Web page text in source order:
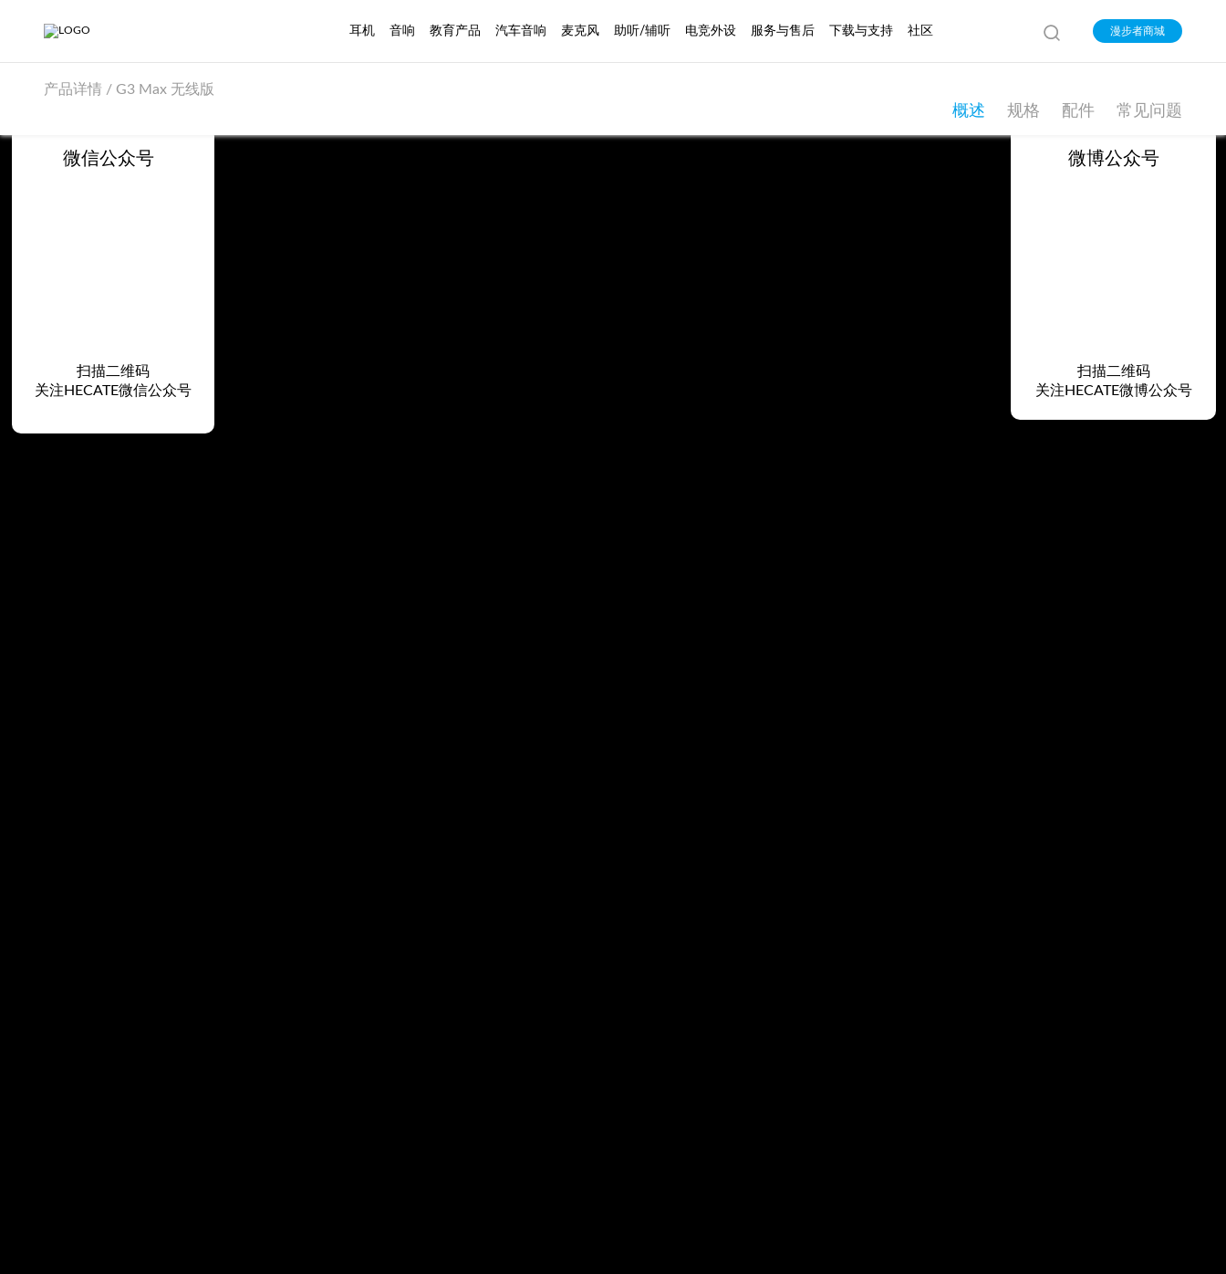
耳机 音响 教育产品 汽车音响 麦克风 助听/辅听 电竞外设 服务与售后 下载与支持 社区 漫步者商城
产品详情 / G3 Max 无线版
概述 规格 配件 常见问题
微信公众号
扫描二维码
关注HECATE微信公众号
微博公众号
扫描二维码
关注HECATE微博公众号